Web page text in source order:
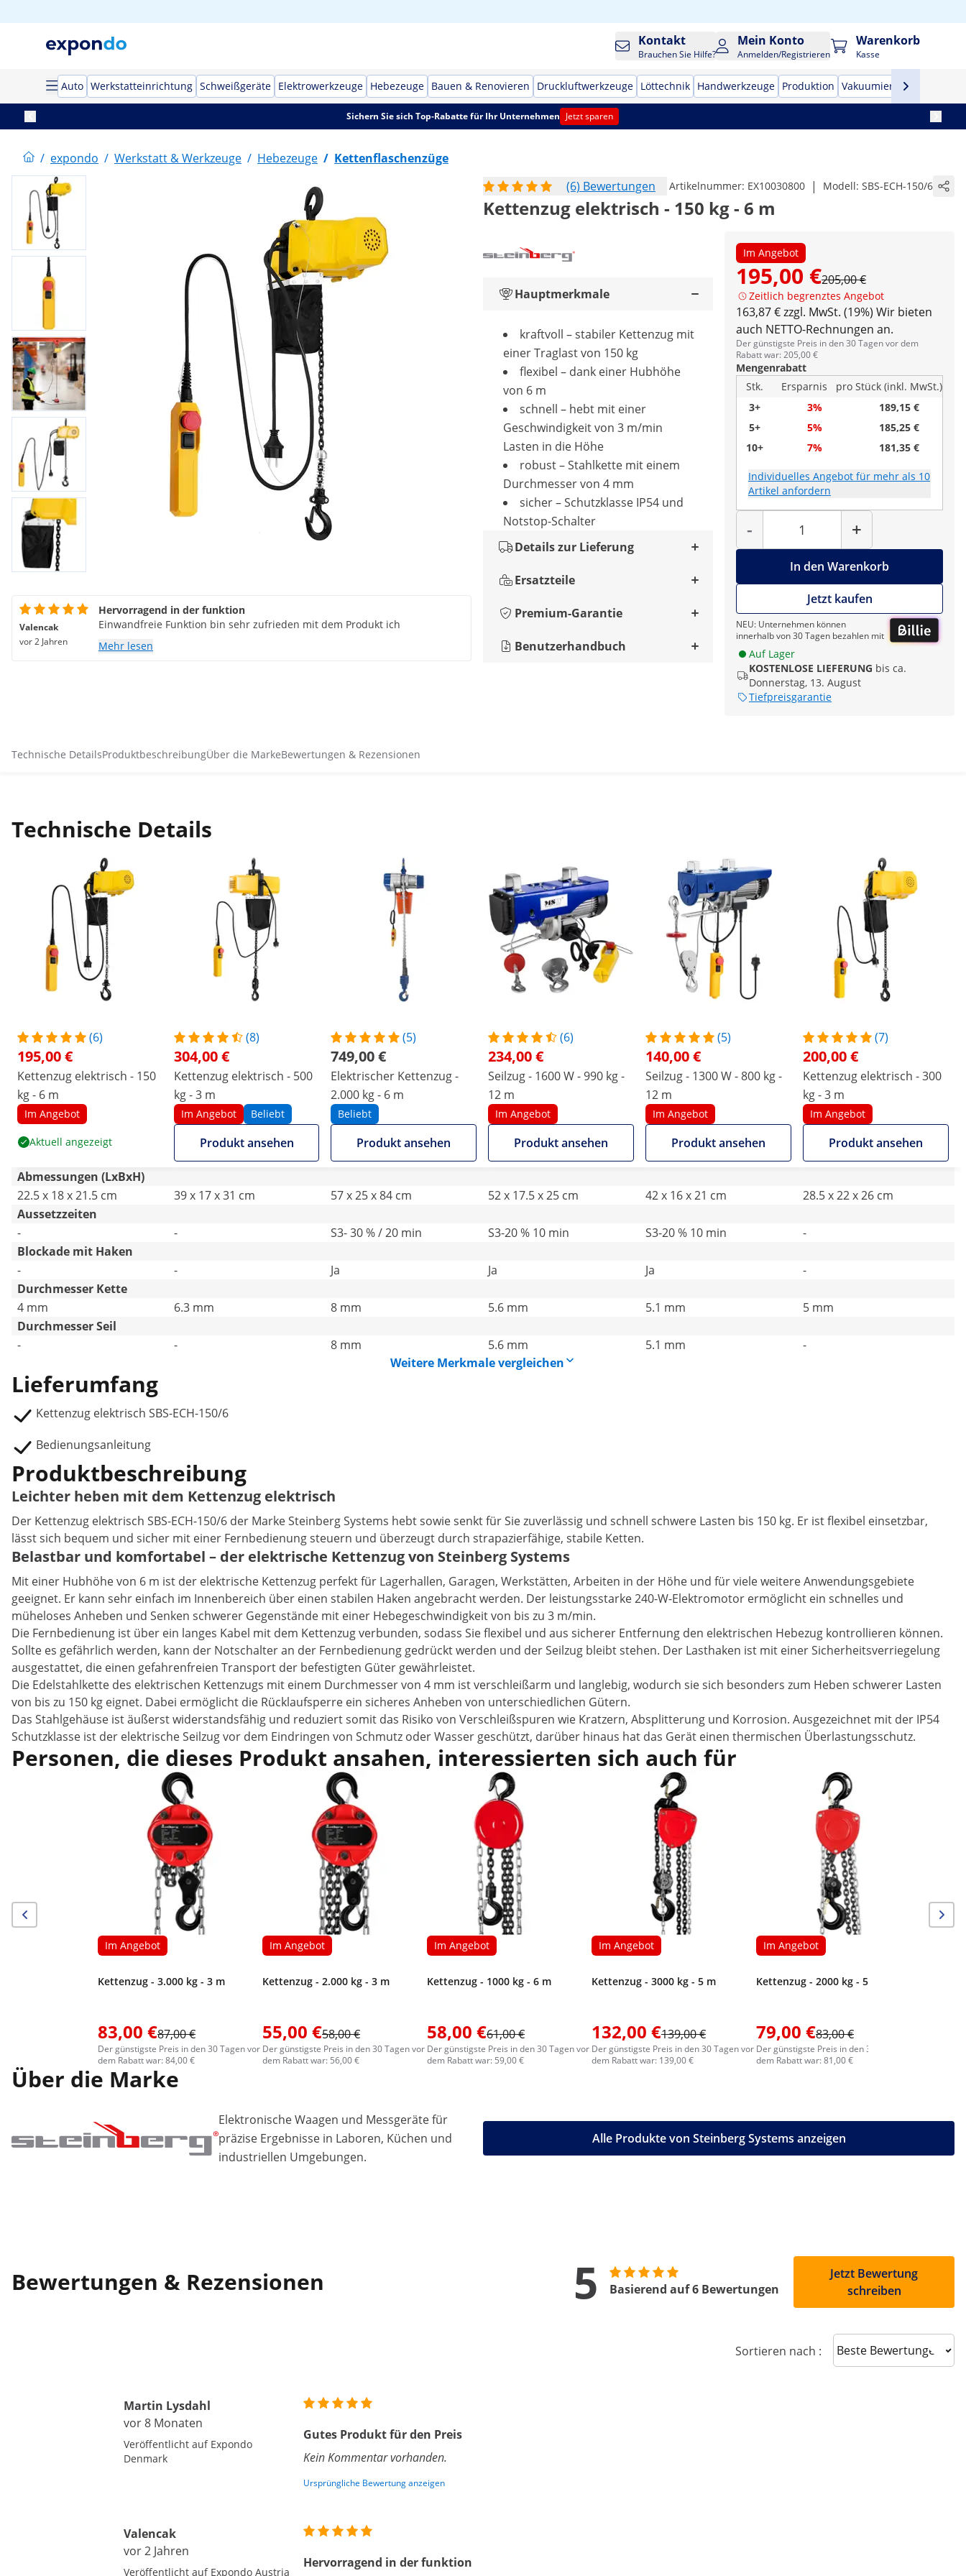
Kontakt
Brauchen Sie Hilfe?
Mein Konto
Anmelden/Registrieren
Warenkorb
Kasse
Auto Werkstatteinrichtung Schweißgeräte Elektrowerkzeuge Hebezeuge Bauen & Renovieren Druckluftwerkzeuge Löttechnik Handwerkzeuge Produktion Vakuumierer
Sichern Sie sich Top-Rabatte für Ihr Unternehmen Jetzt sparen
/ expondo / Werkstatt & Werkzeuge / Hebezeuge / Kettenflaschenzüge
(6) Bewertungen
Artikelnummer: EX10030800 | Modell: SBS-ECH-150/6
Kettenzug elektrisch - 150 kg - 6 m
Im Angebot
195,00 €205,00 €
Zeitlich begrenztes Angebot
163,87 € zzgl. MwSt. (19%) Wir bieten
auch NETTO-Rechnungen an.
Der günstigste Preis in den 30 Tagen vor dem
Rabatt war: 205,00 €
Mengenrabatt
Stk.
Ersparnis
pro Stück (inkl. MwSt.)
3+
3%
189,15 €
5+
5%
185,25 €
10+
7% 181,35 €
Individuelles Angebot für mehr als 10
Artikel anfordern
-
Menge
+
In den Warenkorb
Jetzt kaufen
NEU: Unternehmen können
innerhalb von 30 Tagen bezahlen mit
Auf Lager
KOSTENLOSE LIEFERUNG bis ca.
Donnerstag, 13. August
Tiefpreisgarantie
Hauptmerkmale
kraftvoll – stabiler Kettenzug mit
einer Traglast von 150 kg
flexibel – dank einer Hubhöhe
von 6 m
schnell – hebt mit einer
Geschwindigkeit von 3 m/min
Lasten in die Höhe
robust – Stahlkette mit einem
Durchmesser von 4 mm
sicher – Schutzklasse IP54 und
Notstop-Schalter
Details zur Lieferung
Ersatzteile
Premium-Garantie
Benutzerhandbuch
Valencak
vor 2 Jahren
Hervorragend in der funktion
Einwandfreie Funktion bin sehr zufrieden mit dem Produkt ich
Mehr lesen
Technische DetailsProduktbeschreibungÜber die MarkeBewertungen & Rezensionen
Technische Details
(6)
195,00 €
Kettenzug elektrisch - 150
kg - 6 m
Im Angebot
Aktuell angezeigt
(8)
304,00 €
Kettenzug elektrisch - 500
kg - 3 m
Im Angebot Beliebt
Produkt ansehen
(5)
749,00 €
Elektrischer Kettenzug -
2.000 kg - 6 m
Beliebt
Produkt ansehen
(6)
234,00 €
Seilzug - 1600 W - 990 kg -
12 m
Im Angebot
Produkt ansehen
(5)
140,00 €
Seilzug - 1300 W - 800 kg -
12 m
Im Angebot
Produkt ansehen
(7)
200,00 €
Kettenzug elektrisch - 300
kg - 3 m
Im Angebot
Produkt ansehen
Abmessungen (LxBxH)
22.5 x 18 x 21.5 cm
39 x 17 x 31 cm 57 x 25 x 84 cm 52 x 17.5 x 25 cm 42 x 16 x 21 cm
28.5 x 22 x 26 cm
Aussetzzeiten
-
- S3- 30 % / 20 min S3-20 % 10 min S3-20 % 10 min
-
Blockade mit Haken
-
- Ja Ja Ja
-
Durchmesser Kette
4 mm
6.3 mm 8 mm 5.6 mm 5.1 mm
5 mm
Durchmesser Seil
-
- 8 mm 5.6 mm 5.1 mm
-
Weitere Merkmale vergleichen
Lieferumfang
Kettenzug elektrisch SBS-ECH-150/6
Bedienungsanleitung
Produktbeschreibung
Leichter heben mit dem Kettenzug elektrisch
Der Kettenzug elektrisch SBS-ECH-150/6 der Marke Steinberg Systems hebt sowie senkt für Sie zuverlässig und schnell schwere Lasten bis 150 kg. Er ist flexibel einsetzbar,
lässt sich bequem und sicher mit einer Fernbedienung steuern und überzeugt durch strapazierfähige, stabile Ketten.
Belastbar und komfortabel – der elektrische Kettenzug von Steinberg Systems
Mit einer Hubhöhe von 6 m ist der elektrische Kettenzug perfekt für Lagerhallen, Garagen, Werkstätten, Arbeiten in der Höhe und für viele weitere Anwendungsgebiete
geeignet. Er kann sehr einfach im Innenbereich über einen stabilen Haken angebracht werden. Der leistungsstarke 240-W-Elektromotor ermöglicht ein schnelles und
müheloses Anheben und Senken schwerer Gegenstände mit einer Hebegeschwindigkeit von bis zu 3 m/min.
Die Fernbedienung ist über ein langes Kabel mit dem Kettenzug verbunden, sodass Sie flexibel und aus sicherer Entfernung den elektrischen Hebezug kontrollieren können.
Sollte es gefährlich werden, kann der Notschalter an der Fernbedienung gedrückt werden und der Seilzug bleibt stehen. Der Lasthaken ist mit einer Sicherheitsverriegelung
ausgestattet, die einen gefahrenfreien Transport der befestigten Güter gewährleistet.
Die Edelstahlkette des elektrischen Kettenzugs mit einem Durchmesser von 4 mm ist verschleißarm und langlebig, wodurch sie sich besonders zum Heben schwerer Lasten
von bis zu 150 kg eignet. Dabei ermöglicht die Rücklaufsperre ein sicheres Anheben von unterschiedlichen Gütern.
Das Stahlgehäuse ist äußerst widerstandsfähig und reduziert somit das Risiko von Verschleißspuren wie Kratzern, Absplitterung und Korrosion. Ausgezeichnet mit der IP54
Schutzklasse ist der elektrische Seilzug vor dem Eindringen von Schmutz oder Wasser geschützt, darüber hinaus hat das Gerät einen thermischen Überlastungsschutz.
Personen, die dieses Produkt ansahen, interessierten sich auch für
Im Angebot
Kettenzug - 3.000 kg - 3 m
83,00 €87,00 €
Der günstigste Preis in den 30 Tagen vor
dem Rabatt war: 84,00 €
Im Angebot
Kettenzug - 2.000 kg - 3 m
55,00 €58,00 €
Der günstigste Preis in den 30 Tagen vor
dem Rabatt war: 56,00 €
Im Angebot
Kettenzug - 1000 kg - 6 m
58,00 €61,00 €
Der günstigste Preis in den 30 Tagen vor
dem Rabatt war: 59,00 €
Im Angebot
Kettenzug - 3000 kg - 5 m
132,00 €139,00 €
Der günstigste Preis in den 30 Tagen vor
dem Rabatt war: 139,00 €
Im Angebot
Kettenzug - 2000 kg - 5 m
79,00 €83,00 €
Der günstigste Preis in den 30 Tagen vor
dem Rabatt war: 81,00 €
Über die Marke
Elektronische Waagen und Messgeräte für
präzise Ergebnisse in Laboren, Küchen und
industriellen Umgebungen.
Alle Produkte von Steinberg Systems anzeigen
Bewertungen & Rezensionen 5 Basierend auf 6 Bewertungen
Jetzt Bewertung
schreiben
Sortieren nach : Sort reviews
Martin Lysdahl
vor 8 Monaten
Veröffentlicht auf Expondo
Denmark
Gutes Produkt für den Preis
Kein Kommentar vorhanden.
Ursprüngliche Bewertung anzeigen
Valencak
vor 2 Jahren
Veröffentlicht auf Expondo Austria
Hervorragend in der funktion